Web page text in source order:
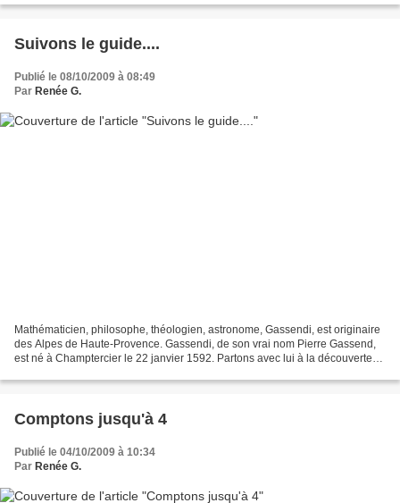
Suivons le guide....
Publié le 08/10/2009 à 08:49
Par Renée G.
Mathématicien, philosophe, théologien, astronome, Gassendi, est originaire
des Alpes de Haute-Provence. Gassendi, de son vrai nom Pierre Gassend,
est né à Champtercier le 22 janvier 1592. Partons avec lui à la découverte
Comptons jusqu'à 4
Publié le 04/10/2009 à 10:34
Par Renée G.